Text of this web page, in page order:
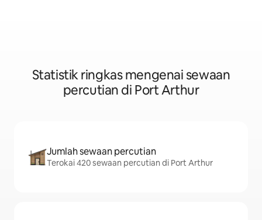
Statistik ringkas mengenai sewaan
percutian di Port Arthur
Jumlah sewaan percutian
Terokai 420 sewaan percutian di Port Arthur